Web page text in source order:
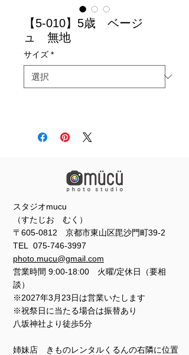
【5-010】5歳 ベージ
ュ 無地
サイズ *
スタジオmucu
（すたじお むく）
〒605-0812 京都市東山区毘沙門町39-2
TEL 075-746-3997
photo.mucu@gmail.com
営業時間 9:00-18:00 火曜/定休日（要相
談）
※2027年3月23日は営業いたします
※祝祭日に当たる場合は振替あり
​​八坂神社より徒歩5分
姉妹店 きものレンタルくるんの右隣に位置